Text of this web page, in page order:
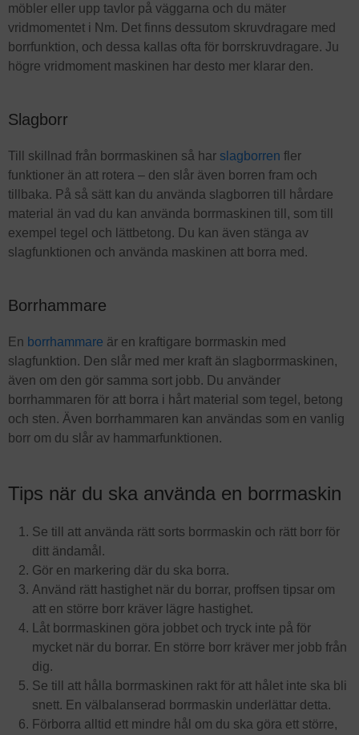
möbler eller upp tavlor på väggarna och du mäter
vridmomentet i Nm. Det finns dessutom skruvdragare med
borrfunktion, och dessa kallas ofta för borrskruvdragare. Ju
högre vridmoment maskinen har desto mer klarar den.
Slagborr
Till skillnad från borrmaskinen så har slagborren fler
funktioner än att rotera – den slår även borren fram och
tillbaka. På så sätt kan du använda slagborren till hårdare
material än vad du kan använda borrmaskinen till, som till
exempel tegel och lättbetong. Du kan även stänga av
slagfunktionen och använda maskinen att borra med.
Borrhammare
En borrhammare är en kraftigare borrmaskin med
slagfunktion. Den slår med mer kraft än slagborrmaskinen,
även om den gör samma sort jobb. Du använder
borrhammaren för att borra i hårt material som tegel, betong
och sten. Även borrhammaren kan användas som en vanlig
borr om du slår av hammarfunktionen.
Tips när du ska använda en borrmaskin
Se till att använda rätt sorts borrmaskin och rätt borr för
ditt ändamål.
Gör en markering där du ska borra.
Använd rätt hastighet när du borrar, proffsen tipsar om
att en större borr kräver lägre hastighet.
Låt borrmaskinen göra jobbet och tryck inte på för
mycket när du borrar. En större borr kräver mer jobb från
dig.
Se till att hålla borrmaskinen rakt för att hålet inte ska bli
snett. En välbalanserad borrmaskin underlättar detta.
Förborra alltid ett mindre hål om du ska göra ett större,